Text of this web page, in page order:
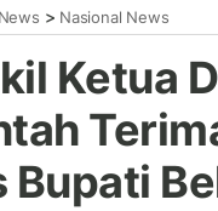
News > Nasional News
Ketua
Bupati